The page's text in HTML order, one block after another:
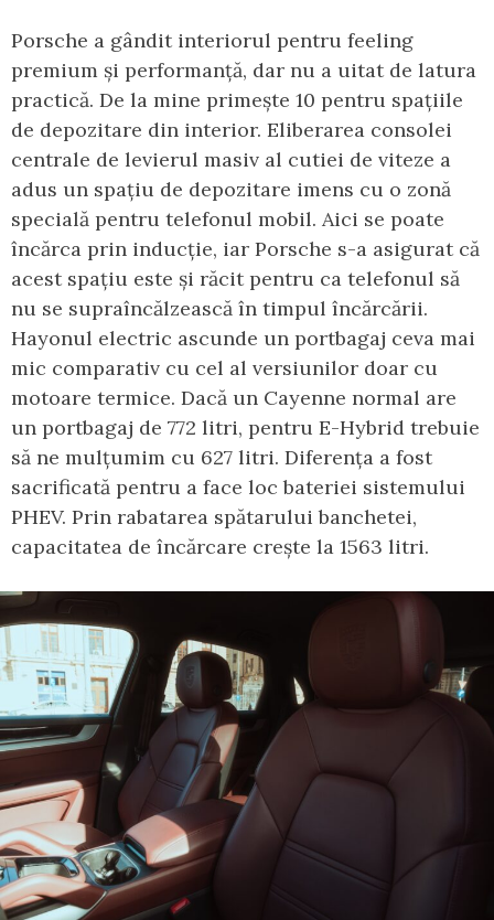
Porsche a gândit interiorul pentru feeling
premium și performanță, dar nu a uitat de latura
practică. De la mine primește 10 pentru spațiile
de depozitare din interior. Eliberarea consolei
centrale de levierul masiv al cutiei de viteze a
adus un spațiu de depozitare imens cu o zonă
specială pentru telefonul mobil. Aici se poate
încărca prin inducție, iar Porsche s-a asigurat că
acest spațiu este și răcit pentru ca telefonul să
nu se supraîncălzească în timpul încărcării.
Hayonul electric ascunde un portbagaj ceva mai
mic comparativ cu cel al versiunilor doar cu
motoare termice. Dacă un Cayenne normal are
un portbagaj de 772 litri, pentru E-Hybrid trebuie
să ne mulțumim cu 627 litri. Diferența a fost
sacrificată pentru a face loc bateriei sistemului
PHEV. Prin rabatarea spătarului banchetei,
capacitatea de încărcare crește la 1563 litri.